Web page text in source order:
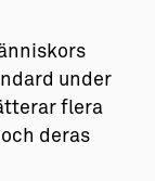
under
flera
deras